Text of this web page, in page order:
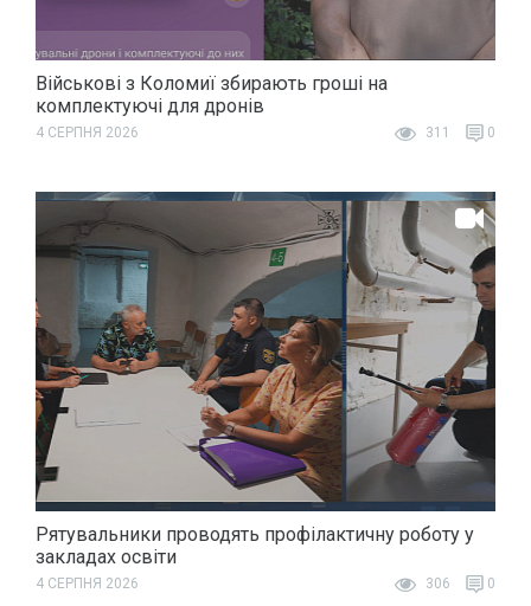
Військові з Коломиї збирають гроші на
комплектуючі для дронів
4 СЕРПНЯ 2026 311 0
Рятувальники проводять профілактичну роботу у
закладах освіти
4 СЕРПНЯ 2026 306 0